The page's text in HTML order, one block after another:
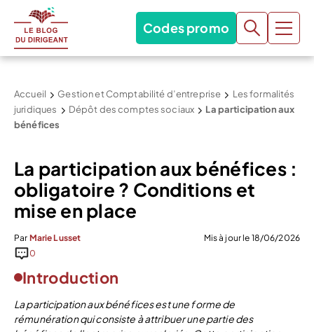
Codes promo
Accueil Gestion et Comptabilité d’entreprise
Les formalités
juridiques
Dépôt des comptes sociaux
La participation aux
bénéfices
La participation aux bénéfices :
obligatoire ? Conditions et
mise en place
Par Marie Lusset
Mis à jour le 18/06/2026
0
Introduction
La participation aux bénéfices est une forme de
rémunération qui consiste à attribuer une partie des